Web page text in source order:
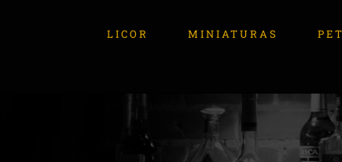
LICOR MINIATURAS